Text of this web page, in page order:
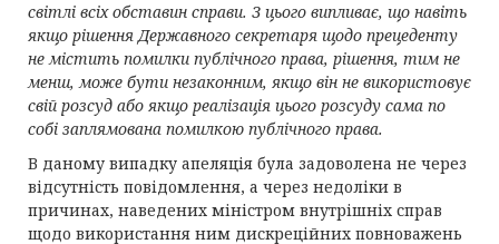
світлі всіх обставин справи. З цього випливає, що навіть
якщо рішення Державного секретаря щодо прецеденту
не містить помилки публічного права, рішення, тим не
менш, може бути незаконним, якщо він не використовує
свій розсуд або якщо реалізація цього розсуду сама по
собі заплямована помилкою публічного права.
В даному випадку апеляція була задоволена не через
відсутність повідомлення, а через недоліки в
причинах, наведених міністром внутрішніх справ
щодо використання ним дискреційних повноважень